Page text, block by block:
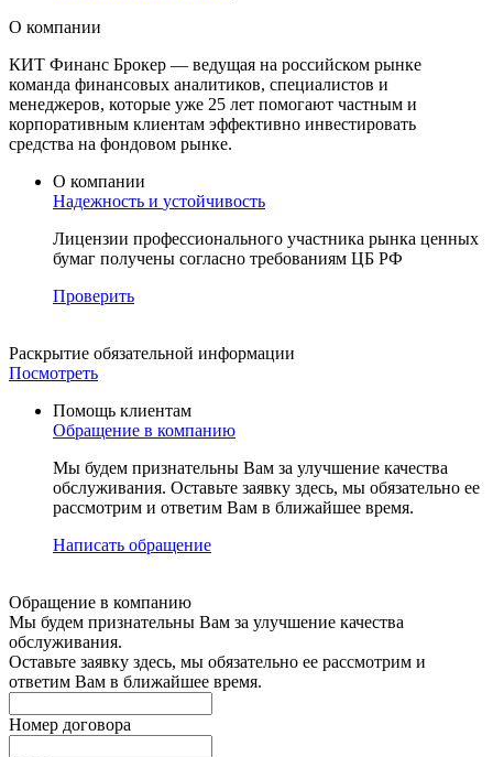
О компании
КИТ Финанс Брокер — ведущая на российском рынке
команда финансовых аналитиков, специалистов и
менеджеров, которые уже 25 лет помогают частным и
корпоративным клиентам эффективно инвестировать
средства на фондовом рынке.
О компании
Надежность и устойчивость
Лицензии профессионального участника рынка ценных
бумаг получены согласно требованиям ЦБ РФ
Проверить
Раскрытие обязательной информации
Посмотреть
Помощь клиентам
Обращение в компанию
Мы будем признательны Вам за улучшение качества
обслуживания. Оставьте заявку здесь, мы обязательно ее
рассмотрим и ответим Вам в ближайшее время.
Написать обращение
Обращение в компанию
Мы будем признательны Вам за улучшение качества
обслуживания.
Оставьте заявку здесь, мы обязательно ее рассмотрим и
ответим Вам в ближайшее время.
Номер договора